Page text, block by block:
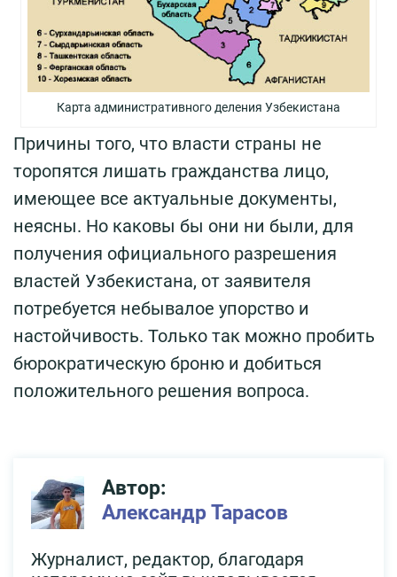
Карта административного деления Узбекистана
Причины того, что власти страны не
торопятся лишать гражданства лицо,
имеющее все актуальные документы,
неясны. Но каковы бы они ни были, для
получения официального разрешения
властей Узбекистана, от заявителя
потребуется небывалое упорство и
настойчивость. Только так можно пробить
бюрократическую броню и добиться
положительного решения вопроса.
Автор:
Александр Тарасов
Журналист, редактор, благодаря